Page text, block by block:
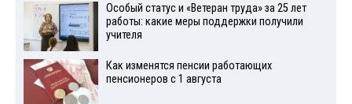
Особый статус и «Ветеран труда» за 25 лет
работы: какие меры поддержки получили
учителя
Как изменятся пенсии работающих
пенсионеров с 1 августа